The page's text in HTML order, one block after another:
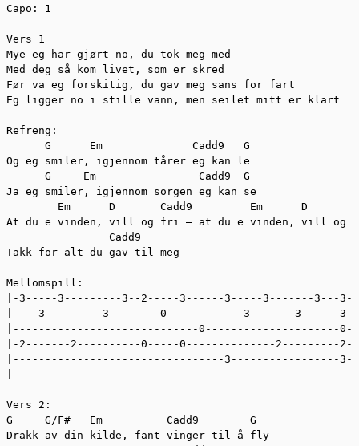
Capo: 1
Vers 1
Mye eg har gjørt no, du tok meg med
Med deg så kom livet, som er skred
Før va eg forskitig, du gav meg sans for fart
Eg ligger no i stille vann, men seilet mitt er klart
Refreng:
      G      Em              Cadd9   G
Og eg smiler, igjennom tårer eg kan le
      G     Em                Cadd9  G
Ja eg smiler, igjennom sorgen eg kan se
        Em      D       Cadd9         Em      D       A
At du e vinden, vill og fri – at du e vinden, vill og
                Cadd9
Takk for alt du gav til meg
Mellomspill:
|-3-----3---------3--2-----3------3-----3-------3---
|----3---------3--------0------------3-------3------
|-----------------------------0---------------------
|-2-------2----------0-----0--------------2---------
|---------------------------------3-----------------
Vers 2:
G     G/F#   Em          Cadd9        G
Drakk av din kilde, fant vinger til å fly